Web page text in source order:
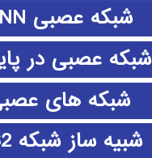
شبکه عصبی CNN
شبکه عصبی در
شبکه های
شبیه ساز شبکه NS2